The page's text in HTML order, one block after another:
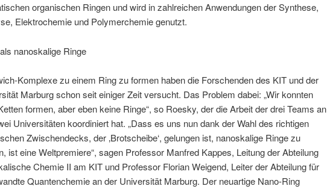
organischen Ringen und wird in zahlreichen Anwendungen der Synthese,
Elektrochemie und Polymerchemie genutzt.
nanoskalige Ringe
Komplexe zu einem Ring zu formen haben die Forschenden des KIT und der
Marburg schon seit einiger Zeit versucht. Das Problem dabei: „Wir konnten
formen, aber eben keine Ringe“, so Roesky, der die Arbeit der drei Teams an
Universitäten koordiniert hat. „Dass es uns nun dank der Wahl des richtigen
Zwischendecks, der ‚Brotscheibe‘, gelungen ist, nanoskalige Ringe zu
ist eine Weltpremiere“, sagen Professor Manfred Kappes, Leitung der Abteilung
Chemie II am KIT und Professor Florian Weigend, Leiter der Abteilung für
Quantenchemie an der Universität Marburg. Der neuartige Nano-Ring